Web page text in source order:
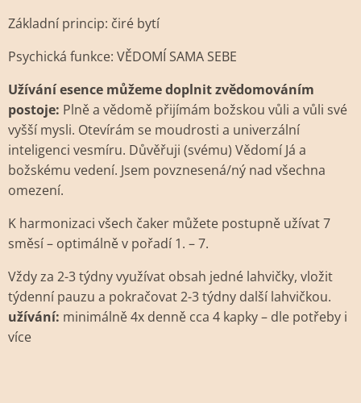
Základní princip: čiré bytí
Psychická funkce: VĚDOMÍ SAMA SEBE
Užívání esence můžeme doplnit zvědomováním
postoje: Plně a vědomě přijímám božskou vůli a vůli své
vyšší mysli. Otevírám se moudrosti a univerzální
inteligenci vesmíru. Důvěřuji (svému) Vědomí Já a
božskému vedení. Jsem povznesená/ný nad všechna
omezení.
K harmonizaci všech čaker můžete postupně užívat 7
směsí – optimálně v pořadí 1. – 7.
Vždy za 2-3 týdny využívat obsah jedné lahvičky, vložit
týdenní pauzu a pokračovat 2-3 týdny další lahvičkou.
užívání: minimálně 4x denně cca 4 kapky – dle potřeby i
více